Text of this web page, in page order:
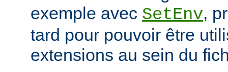
exemple avec SetEnv,
tard pour pouvoir être
extensions au sein du